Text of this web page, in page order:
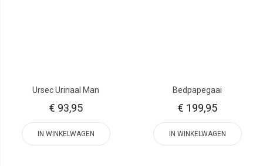
Ursec Urinaal Man
€ 93,95
IN WINKELWAGEN
Bedpapegaai
€ 199,95
IN WINKELWAGEN